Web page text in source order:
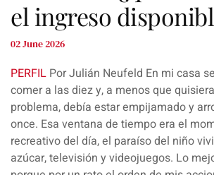
el ingreso
02 June 2026
PERFIL Por Julián Neufeld En mi casa
comer a las diez y, a menos que
problema, debía estar empijamado y
once. Esa ventana de tiempo era el
recreativo del día, el paraíso del niño
azúcar, televisión y videojuegos. Lo